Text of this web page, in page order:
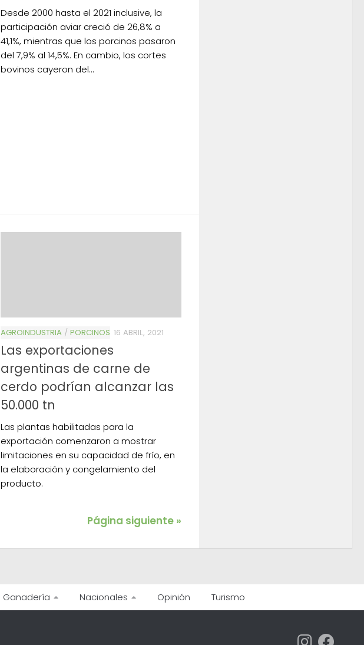
Desde 2000 hasta el 2021 inclusive, la
participación aviar creció de 26,8% a
41,1%, mientras que los porcinos pasaron
del 7,9% al 14,5%. En cambio, los cortes
bovinos cayeron del...
AGROINDUSTRIA / PORCINOS 16 ABRIL, 2021
Las exportaciones
argentinas de carne de
cerdo podrían alcanzar las
50.000 tn
Las plantas habilitadas para la
exportación comenzaron a mostrar
limitaciones en su capacidad de frío, en
la elaboración y congelamiento del
producto.
Página siguiente »
Ganadería Nacionales Opinión Turismo